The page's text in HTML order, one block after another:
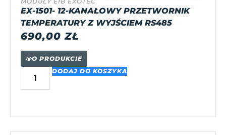
EX-1501- 12-KANAŁOWY PRZETWORNIK
TEMPERATURY Z WYJŚCIEM RS485
690,00ZŁ
O PRODUKCIE
DODAJ DO KOSZYKA